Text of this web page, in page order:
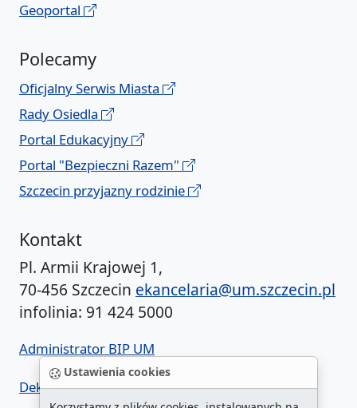
Ustawienia cookies
Geoportal
Polecamy
Oficjalny Serwis Miasta
Rady Osiedla
Portal Edukacyjny
Portal "Bezpieczni Razem"
Szczecin przyjazny rodzinie
Kontakt
Pl. Armii Krajowej 1,
70-456 Szczecin ekancelaria@um.szczecin.pl
infolinia: 91 424 5000
Administrator BIP UM
Deklaracja dostępności